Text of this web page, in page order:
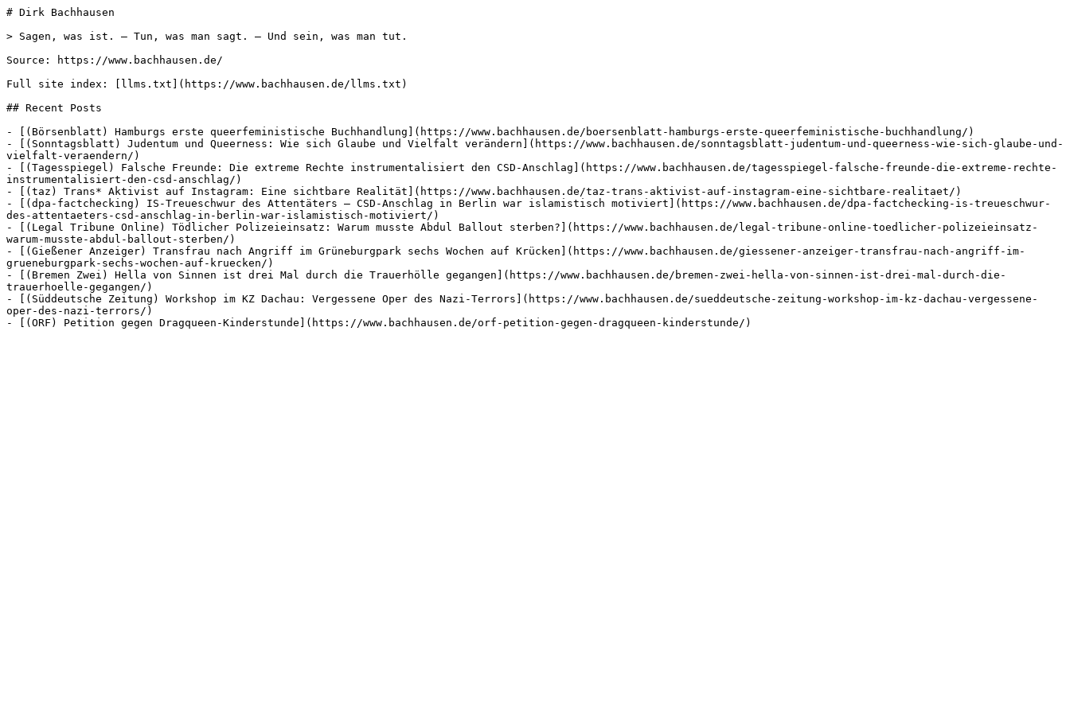
# Dirk Bachhausen
> Sagen, was ist. – Tun, was man sagt. – Und sein, was man tut.
Source: https://www.bachhausen.de/
Full site index: [llms.txt](https://www.bachhausen.de/llms.txt)
## Recent Posts
- [(Börsenblatt) Hamburgs erste queerfeministische Buchhandlung](https://www.bachhausen.de/boersenblatt-hamburgs-erste-queerfeministische-buchhandlung/)
- [(Sonntagsblatt) Judentum und Queerness: Wie sich Glaube und Vielfalt verändern](https://www.bachhausen.de/sonntagsblatt-judentum-und-queerness-wie-sich-glaube-und-
vielfalt-veraendern/)
- [(Tagesspiegel) Falsche Freunde: Die extreme Rechte instrumentalisiert den CSD-Anschlag](https://www.bachhausen.de/tagesspiegel-falsche-freunde-die-extreme-rechte-
instrumentalisiert-den-csd-anschlag/)
- [(taz) Trans* Aktivist auf Instagram: Eine sichtbare Realität](https://www.bachhausen.de/taz-trans-aktivist-auf-instagram-eine-sichtbare-realitaet/)
- [(dpa-factchecking) IS-Treueschwur des Attentäters – CSD-Anschlag in Berlin war islamistisch motiviert](https://www.bachhausen.de/dpa-factchecking-is-treueschwur-
des-attentaeters-csd-anschlag-in-berlin-war-islamistisch-motiviert/)
- [(Legal Tribune Online) Tödlicher Polizeieinsatz: Warum musste Abdul Ballout sterben?](https://www.bachhausen.de/legal-tribune-online-toedlicher-polizeieinsatz-
warum-musste-abdul-ballout-sterben/)
- [(Gießener Anzeiger) Transfrau nach Angriff im Grüneburgpark sechs Wochen auf Krücken](https://www.bachhausen.de/giessener-anzeiger-transfrau-nach-angriff-im-
grueneburgpark-sechs-wochen-auf-kruecken/)
- [(Bremen Zwei) Hella von Sinnen ist drei Mal durch die Trauerhölle gegangen](https://www.bachhausen.de/bremen-zwei-hella-von-sinnen-ist-drei-mal-durch-die-
trauerhoelle-gegangen/)
- [(Süddeutsche Zeitung) Workshop im KZ Dachau: Vergessene Oper des Nazi-Terrors](https://www.bachhausen.de/sueddeutsche-zeitung-workshop-im-kz-dachau-vergessene-
oper-des-nazi-terrors/)